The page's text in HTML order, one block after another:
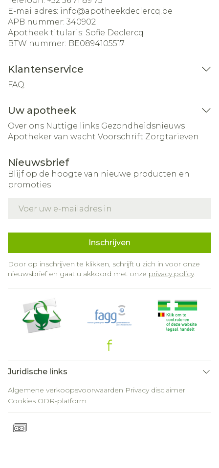
E-mailadres: info@apotheekdeclercq.be
APB nummer: 340902
Apotheek titularis: Sofie Declercq
BTW nummer: BE0894105517
Klantenservice
FAQ
Uw apotheek
Over ons Nuttige links Gezondheidsnieuws
Apotheker van wacht Voorschrift Zorgtarieven
Nieuwsbrief
Blijf op de hoogte van nieuwe producten en
promoties
Inschrijven
Door op inschrijven te klikken, schrijft u zich in voor onze
nieuwsbrief en gaat u akkoord met onze privacy policy.
Juridische links
Algemene verkoopsvoorwaarden Privacy disclaimer
Cookies ODR-platform